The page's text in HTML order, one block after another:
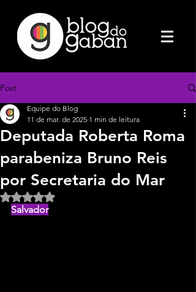
Post
Deputada Roberta Roma
parabeniza Bruno Reis
por Secretaria do Mar
Equipe do Blog
11 de mar. de 2025 1 min de leitura
Avaliado com NaN de 5 estrelas.
Salvador